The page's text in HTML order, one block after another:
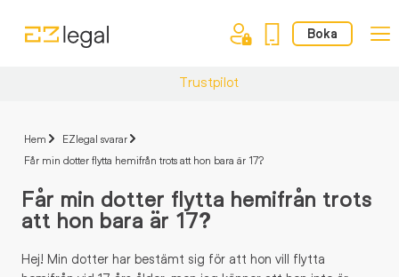
Boka
Trustpilot
Hem
EZlegal svarar
Får min dotter flytta hemifrån trots att hon bara är 17?
Får min dotter flytta hemifrån trots
att hon bara är 17?
Hej! Min dotter har bestämt sig för att hon vill flytta